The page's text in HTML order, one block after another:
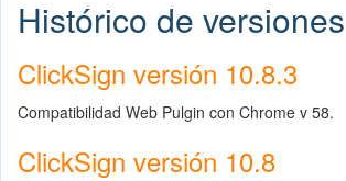
Histórico de versiones
ClickSign versión 10.8.3
Compatibilidad Web Pulgin con Chrome v 58.
ClickSign versión 10.8